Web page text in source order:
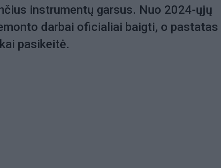
instrumentų garsus. Nuo 2024-ųjų
darbai oficialiai baigti, o pastatas
pasikeitė.